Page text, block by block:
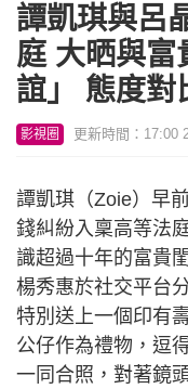
譚凱琪與呂
庭 大晒與富
誼」 態度對
影視圈 更新時間：17:00
譚凱琪（Zoie）早
錢糾紛入稟高等法
識超過十年的富貴
楊秀惠於社交平台
特別送上一個印有
公仔作為禮物，逗
一同合照，對著鏡